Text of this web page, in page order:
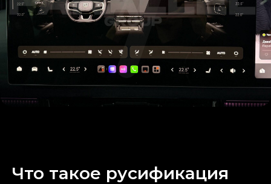
Что такое русификация